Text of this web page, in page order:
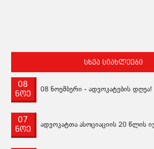
სხვა სიახლეები
08
ნოე
08 ნოემბერი - ადვოკატების დღეა!
07
ნოე
ადვოკატთა ასოციაციის 20 წლის